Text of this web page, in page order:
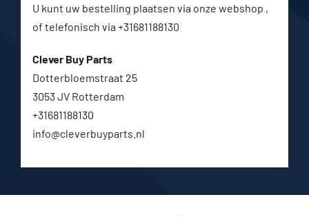
U kunt uw bestelling plaatsen via onze webshop ,
of telefonisch via +31681188130
Clever Buy Parts
Dotterbloemstraat 25
3053 JV Rotterdam
+31681188130
info@cleverbuyparts.nl